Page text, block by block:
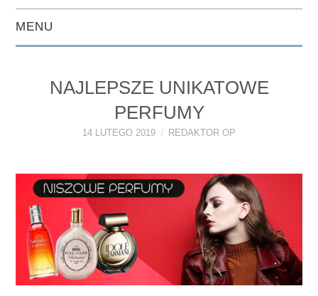
MENU
PORADY
O ODLEWKACH
PERFUMY FAQ
A TO CIEKAWE!
SKLEP
NAJLEPSZE UNIKATOWE
PERFUMY
14 LUTEGO 2019 REDAKTOR OP